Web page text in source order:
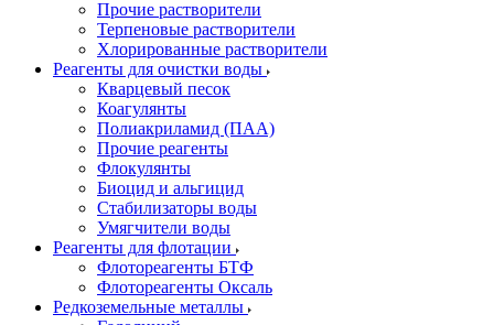
Прочие растворители
Терпеновые растворители
Хлорированные растворители
Реагенты для очистки воды
Кварцевый песок
Коагулянты
Полиакриламид (ПАА)
Прочие реагенты
Флокулянты
Биоцид и альгицид
Стабилизаторы воды
Умягчители воды
Реагенты для флотации
Флотореагенты БТФ
Флотореагенты Оксаль
Редкоземельные металлы